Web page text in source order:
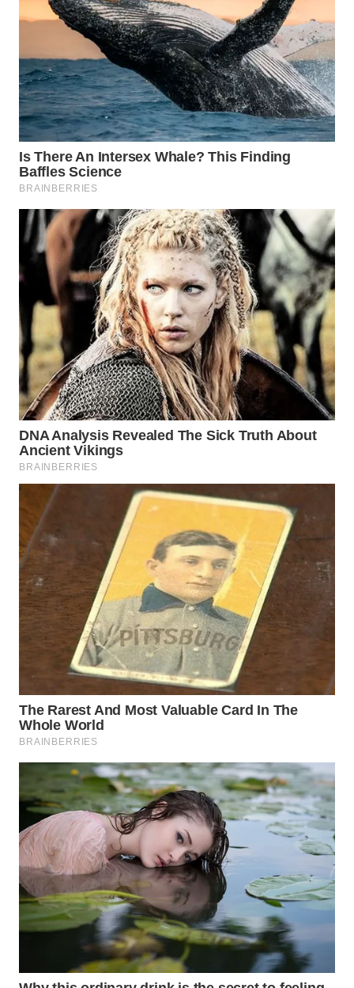
WN
WN
TAPANULI
UTARA
WN
SAMOSIR
WN
PADANG
LAWAS
WN
SUMEDANG
WN
CIANJUR
WN
KEPULAUAN
SERIBU
WN
TANGERANG
WN
BINJAI
WN
CIREBON
INDRAMAYU
WN
KUNINGAN
WN
MAJALENGKA
WN
SUBANG
WN
SUKABUMI
PURWAKARTA